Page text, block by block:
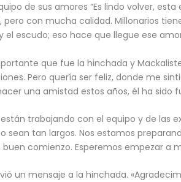
de sus amores “Es lindo volver,
pero con mucha calidad. Millonarios
el escudo; eso hace que llegue ese
que fue la hinchada y
Pero quería ser feliz, donde me
una amistad estos años, él ha sido
trabajando con el equipo y de las
sean tan largos. Nos estamos
comienzo. Esperemos empezar a
un mensaje a la hinchada.